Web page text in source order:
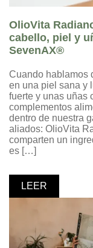
OlioVita
cabello, piel y
SevenAX®
Cuando hablamos
en una piel sana y
fuerte y unas uñas
complementos
dentro de nuestra
aliados: OlioVita
comparten un
es […]
LEER